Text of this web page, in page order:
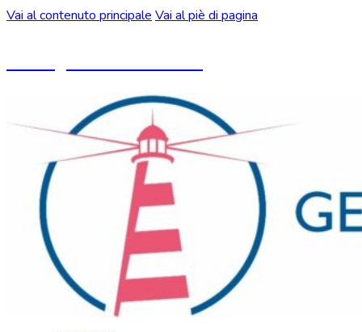
Vai al contenuto principale Vai al piè di pagina